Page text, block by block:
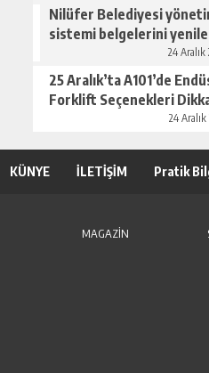
ASTROLOJIDE KADER
Nilüfer Belediyesi
sistemi belgelerini
24 Aralık
25 Aralık’ta A101’de
Forklift Seçenekleri
24 Aralık
KÜNYE İLETİŞİM Pratik
MAGAZİN